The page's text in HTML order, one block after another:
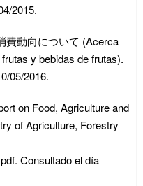
2015.
費動向について (Acerca
y bebidas de frutas).
05/2016.
on Food, Agriculture and
of Agriculture, Forestry
Consultado el día